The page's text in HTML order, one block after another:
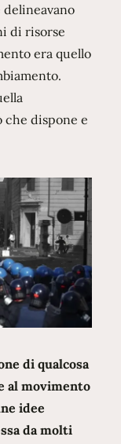
di risorse
era quello
dispone e
di qualcosa
al movimento
idee
da molti